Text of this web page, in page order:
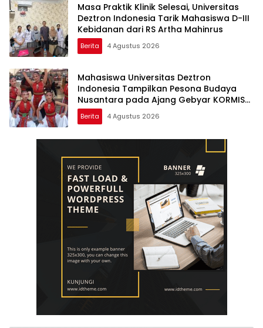
Masa Praktik Klinik Selesai, Universitas
Deztron Indonesia Tarik Mahasiswa D-III
Kebidanan dari RS Artha Mahinrus
Berita 4 Agustus 2026
Mahasiswa Universitas Deztron
Indonesia Tampilkan Pesona Budaya
Nusantara pada Ajang Gebyar KORMISU
Road to FORPROVSU 2026
Berita 4 Agustus 2026